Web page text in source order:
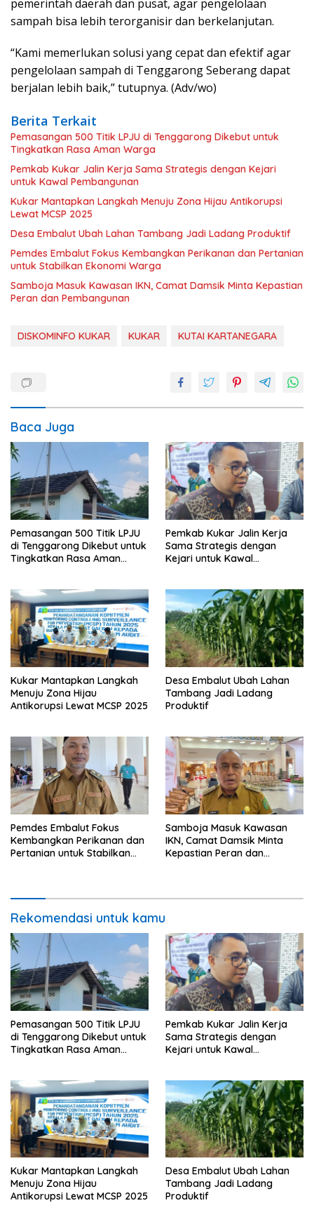
pemerintah daerah dan pusat, agar pengelolaan
sampah bisa lebih terorganisir dan berkelanjutan.
“Kami memerlukan solusi yang cepat dan efektif agar
pengelolaan sampah di Tenggarong Seberang dapat
berjalan lebih baik,” tutupnya. (Adv/wo)
Berita Terkait
Pemasangan 500 Titik LPJU di Tenggarong Dikebut untuk
Tingkatkan Rasa Aman Warga
Pemkab Kukar Jalin Kerja Sama Strategis dengan Kejari
untuk Kawal Pembangunan
Kukar Mantapkan Langkah Menuju Zona Hijau Antikorupsi
Lewat MCSP 2025
Desa Embalut Ubah Lahan Tambang Jadi Ladang Produktif
Pemdes Embalut Fokus Kembangkan Perikanan dan Pertanian
untuk Stabilkan Ekonomi Warga
Samboja Masuk Kawasan IKN, Camat Damsik Minta Kepastian
Peran dan Pembangunan
DISKOMINFO KUKAR KUKAR KUTAI KARTANEGARA
Baca Juga
Pemasangan 500 Titik LPJU
di Tenggarong Dikebut untuk
Tingkatkan Rasa Aman
Pemkab Kukar Jalin Kerja
Sama Strategis dengan
Kejari untuk Kawal
Kukar Mantapkan Langkah
Menuju Zona Hijau
Antikorupsi Lewat MCSP 2025
Desa Embalut Ubah Lahan
Tambang Jadi Ladang
Produktif
Pemdes Embalut Fokus
Kembangkan Perikanan dan
Pertanian untuk Stabilkan
Samboja Masuk Kawasan
IKN, Camat Damsik Minta
Kepastian Peran dan
Rekomendasi untuk kamu
Pemasangan 500 Titik LPJU
di Tenggarong Dikebut untuk
Tingkatkan Rasa Aman
Pemkab Kukar Jalin Kerja
Sama Strategis dengan
Kejari untuk Kawal
Kukar Mantapkan Langkah
Menuju Zona Hijau
Antikorupsi Lewat MCSP 2025
Desa Embalut Ubah Lahan
Tambang Jadi Ladang
Produktif